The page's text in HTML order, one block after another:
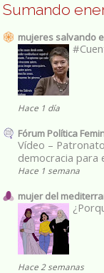
Sumando
mujeres salvando
Hace 1 día
Fórum Política
Vídeo –
democracia para
Hace 1 semana
mujer del
Hace 2 semanas